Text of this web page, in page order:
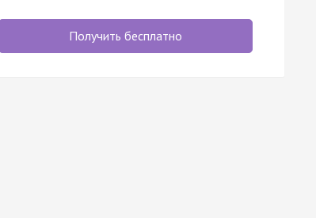
Получить бесплатно